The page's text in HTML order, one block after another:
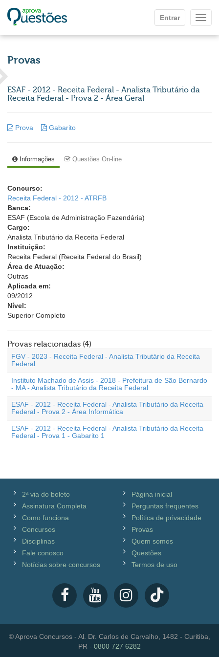
Entrar
Provas
ESAF - 2012 - Receita Federal - Analista Tributário da
Receita Federal - Prova 2 - Área Geral
Prova Gabarito
Informações Questões On-line
Concurso:
Receita Federal - 2012 - ATRFB
Banca:
ESAF (Escola de Administração Fazendária)
Cargo:
Analista Tributário da Receita Federal
Instituição:
Receita Federal (Receita Federal do Brasil)
Área de Atuação:
Outras
Aplicada em:
09/2012
Nível:
Superior Completo
Provas relacionadas (4)
FGV - 2023 - Receita Federal - Analista Tributário da Receita
Federal
Instituto Machado de Assis - 2018 - Prefeitura de São Bernardo
- MA - Analista Tributário da Receita Federal
ESAF - 2012 - Receita Federal - Analista Tributário da Receita
Federal - Prova 2 - Área Informática
ESAF - 2012 - Receita Federal - Analista Tributário da Receita
Federal - Prova 1 - Gabarito 1
2ª via do boleto
Assinatura Completa
Como funciona
Concursos
Disciplinas
Fale conosco
Notícias sobre concursos
Página inicial
Perguntas frequentes
Política de privacidade
Provas
Quem somos
Questões
Termos de uso
© Aprova Concursos - Al. Dr. Carlos de Carvalho, 1482 - Curitiba,
PR - 0800 727 6282